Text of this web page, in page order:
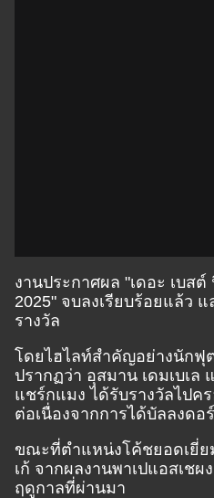
งานประกาศผล "เดอะ เบส
2025" จบลงเรียบร้อยแล้ว
รางวัล
โดยไฮไลท์สำคัญอย่างนักฟุ
ปรากฏว่า อุสมาน เดมเบเล
แชร์กแมง ได้รับรางวัลไปค
ต่อเนื่องจากการได้บัลลงดอ
ขณะที่ตำแหน่งโค้ชยอดเยี่ย
เก้ จากผลงานพาเปแอสเช
ฤดูกาลที่ผ่านมา